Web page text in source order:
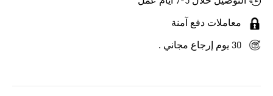
معاملات دفع آمنة